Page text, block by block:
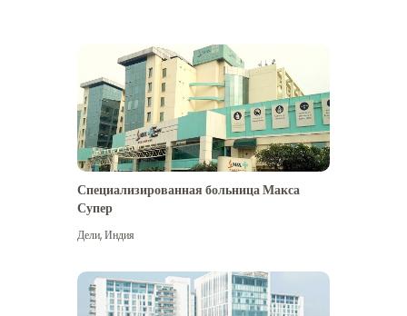
Специализированная больница Макса
Супер
Дели,Индия